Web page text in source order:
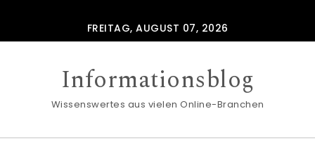
FREITAG, AUGUST 07, 2026
Informationsblog
Wissenswertes aus vielen Online-Branchen